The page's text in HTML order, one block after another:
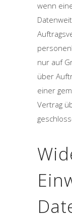
wenn
nur auf
über
einer
Vertrag